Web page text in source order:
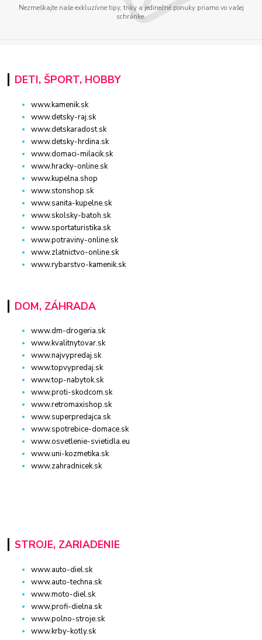
Nezmeškajte naše exkluzívne tipy, triky a jedinečné ponuky priamo vo vašej
schránke.
DETI, ŠPORT, HOBBY
www.kamenik.sk
www.detsky-raj.sk
www.detskaradost.sk
www.detsky-hrdina.sk
www.domaci-milacik.sk
www.hracky-online.sk
www.kupelna.shop
www.stonshop.sk
www.sanita-kupelne.sk
www.skolsky-batoh.sk
www.sportaturistika.sk
www.potraviny-online.sk
www.zlatnictvo-online.sk
www.rybarstvo-kamenik.sk
DOM, ZÁHRADA
www.dm-drogeria.sk
www.kvalitnytovar.sk
www.najvypredaj.sk
www.topvypredaj.sk
www.top-nabytok.sk
www.proti-skodcom.sk
www.retromaxishop.sk
www.superpredajca.sk
www.spotrebice-domace.sk
www.osvetlenie-svietidla.eu
www.uni-kozmetika.sk
www.zahradnicek.sk
STROJE, ZARIADENIE
www.auto-diel.sk
www.auto-techna.sk
www.moto-diel.sk
www.profi-dielna.sk
www.polno-stroje.sk
www.krby-kotly.sk